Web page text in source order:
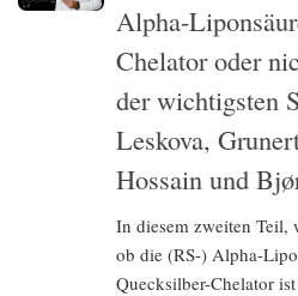
Alpha-
Chelator oder
der wichtigsten
Leskova,
Hossain und
In diesem zweiten Teil,
ob die (RS-) Alpha-
Quecksilber-Chelator